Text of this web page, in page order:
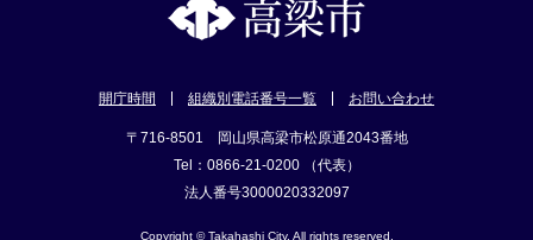
開庁時間 組織別電話番号一覧 お問い合わせ
〒716-8501 岡山県高梁市松原通2043番地
Tel：0866-21-0200 （代表）
法人番号3000020332097
Copyright © Takahashi City. All rights reserved.